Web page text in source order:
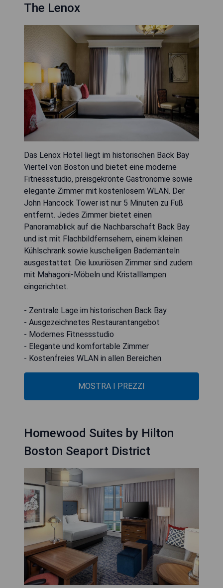
The Lenox
Das Lenox Hotel liegt im historischen Back Bay
Viertel von Boston und bietet eine moderne
Fitnessstudio, preisgekrönte Gastronomie sowie
elegante Zimmer mit kostenlosem WLAN. Der
John Hancock Tower ist nur 5 Minuten zu Fuß
entfernt. Jedes Zimmer bietet einen
Panoramablick auf die Nachbarschaft Back Bay
und ist mit Flachbildfernsehern, einem kleinen
Kühlschrank sowie kuscheligen Bademänteln
ausgestattet. Die luxuriösen Zimmer sind zudem
mit Mahagoni-Möbeln und Kristalllampen
eingerichtet.
- Zentrale Lage im historischen Back Bay
- Ausgezeichnetes Restaurantangebot
- Modernes Fitnessstudio
- Elegante und komfortable Zimmer
- Kostenfreies WLAN in allen Bereichen
MOSTRA I PREZZI
Homewood Suites by Hilton
Boston Seaport District